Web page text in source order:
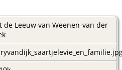
de Leeuw van Weenen-van der